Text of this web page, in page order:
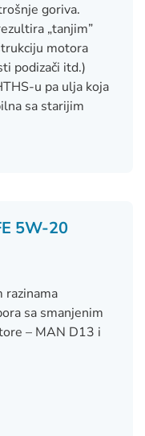
goriva.
„tanjim”
motora
podizači itd.)
u pa ulja koja
sa starijim
5W-20
razinama
sa smanjenim
– MAN D13 i